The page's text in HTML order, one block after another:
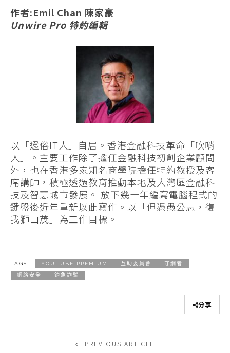
作者:Emil Chan 陳家豪
Unwire Pro 特約編輯
以「還俗IT人」自居。香港金融科技革命「吹哨
人」。主要工作除了擔任金融科技初創企業顧問
外，也在香港多家知名商學院擔任特約教授及客
席講師，積極透過教育推動本地及大灣區金融科
技及智慧城市發展。 放下幾十年編寫電腦程式的
鍵盤後近年重新以此寫作。以「但憑愚公志，復
我獅山茂」為工作目標。
TAGS : YOUTUBE PREMIUM 互助委員會 守網者
網絡安全 釣魚詐騙
分享
PREVIOUS ARTICLE